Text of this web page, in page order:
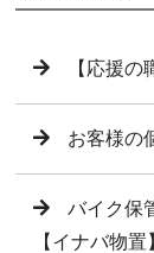
【応援の
お客様の
バイク保
【イナバ物置】